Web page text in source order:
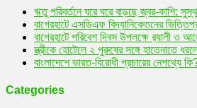
নভেম্বর,
২০২১
কীভাবে
ভাগ্য
ফেরাতে
পারে
দিনটি
ঋতু পরিবর্তনে ঘরে ঘরে বাড়ছে জ্বর-কাশি:
বাগেরহাটে এসডিএফ বিদ্যানিকেতনের
বাগেরহাটে পরিবেশ দিবস উপলক্ষে র‌্যালী ও
স্ত্রীকে হোটেলে ২ পুরুষের সঙ্গে হাতেনাতে
বাংলাদেশে ভারত-বিরোধী প্রচারের নেপথ্যে
Categories